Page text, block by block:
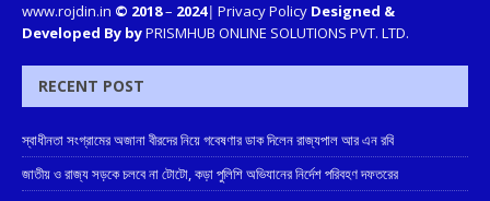
www.rojdin.in © 2018– 2024| Privacy Policy Designed &
Developed By byPRISMHUB ONLINE SOLUTIONS PVT. LTD.
RECENT POST
স্বাধীনতা সংগ্রামের অজানা বীরদের নিয়ে গবেষণার ডাক দিলেন রাজ্যপাল আর এন রবি
জাতীয় ও রাজ্য সড়কে চলবে না টোটো, কড়া পুলিশি অভিযানের নির্দেশ পরিবহণ দফতরের